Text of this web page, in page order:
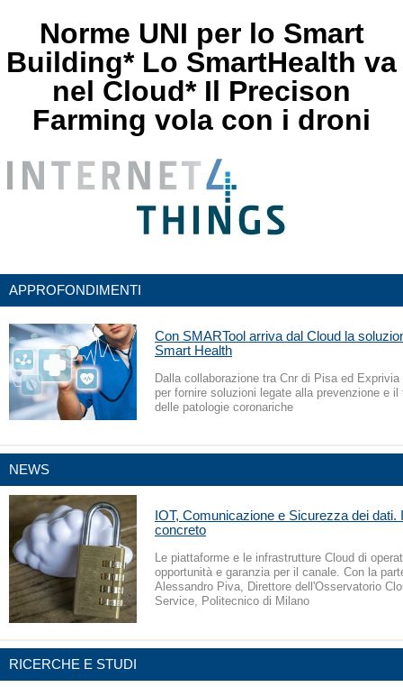
Norme UNI per lo Smart
Building* Lo SmartHealth va
nel Cloud* Il Precison
Farming vola con i droni
APPROFONDIMENTI
Con SMARTool arriva dal Cloud la
Smart Health
Dalla collaborazione tra Cnr di Pisa ed
per fornire soluzioni legate alla prevenzione e il
delle patologie coronariche
NEWS
IOT, Comunicazione e Sicurezza dei dati.
concreto
Le piattaforme e le infrastrutture Cloud di
opportunità e garanzia per il canale. Con la
Alessandro Piva, Direttore dell'Osservatorio
Service, Politecnico di Milano
RICERCHE E STUDI